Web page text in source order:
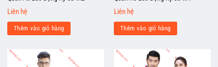
Liên hệ
Thêm vào giỏ hàng
Liên hệ
Thêm vào giỏ hàng